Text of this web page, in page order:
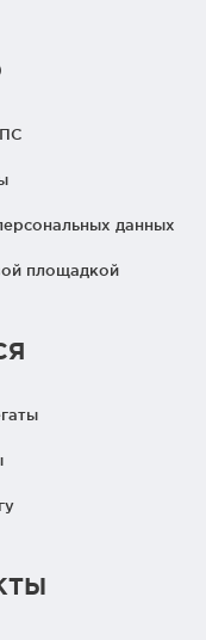
данных
площадкой